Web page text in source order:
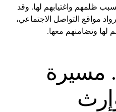
ظلمهم واغتيابهم لها. وقد
مواقع التواصل الاجتماعي،
لها وتضامنهم معها.
مسيرة